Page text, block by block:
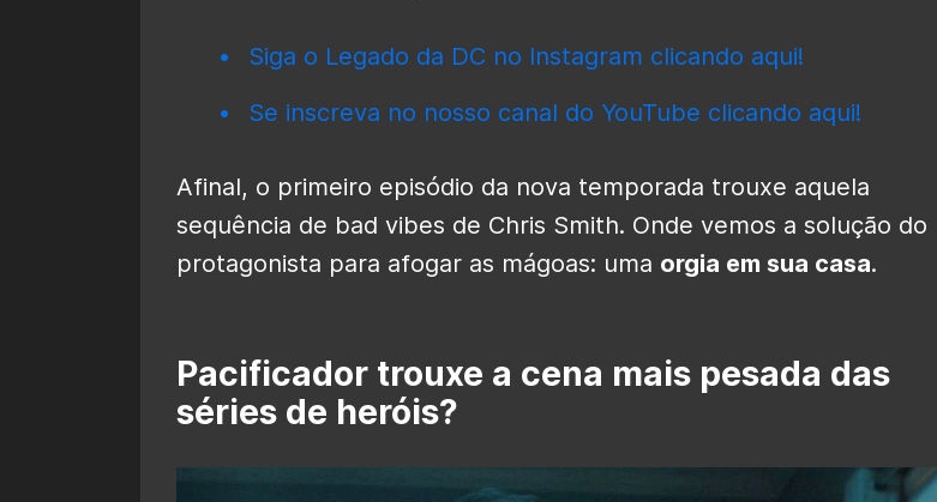
Siga o Legado da DC no Instagram clicando aqui!
Se inscreva no nosso canal do YouTube clicando aqui!
Afinal, o primeiro episódio da nova temporada trouxe aquela
sequência de bad vibes de Chris Smith. Onde vemos a solução do
protagonista para afogar as mágoas: uma orgia em sua casa.
Pacificador trouxe a cena mais pesada das
séries de heróis?